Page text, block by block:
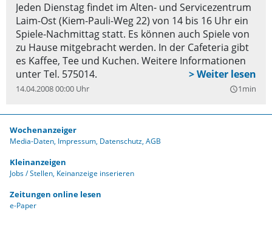
Jeden Dienstag findet im Alten- und Servicezentrum
Laim-Ost (Kiem-Pauli-Weg 22) von 14 bis 16 Uhr ein
Spiele-Nachmittag statt. Es können auch Spiele von
zu Hause mitgebracht werden. In der Cafeteria gibt
es Kaffee, Tee und Kuchen. Weitere Informationen
unter Tel. 575014.
14.04.2008 00:00 Uhr query_builder1min
Wochenanzeiger
Media-Daten Impressum Datenschutz AGB
Kleinanzeigen
Jobs / Stellen Keinanzeige inserieren
Zeitungen online lesen
e-Paper